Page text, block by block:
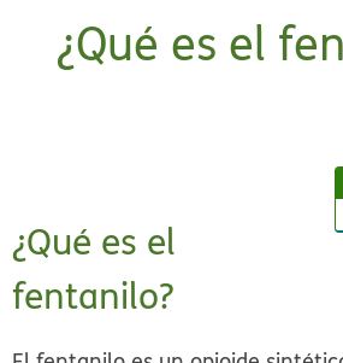
biblioteca¿Qué es el
¿Qué es el
fentanilo?